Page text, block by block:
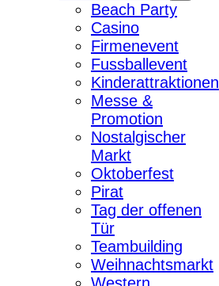
Beach Party
Casino
Firmenevent
Fussballevent
Kinderattraktionen
Messe &
Promotion
Nostalgischer
Markt
Oktoberfest
Pirat
Tag der offenen
Tür
Teambuilding
Weihnachtsmarkt